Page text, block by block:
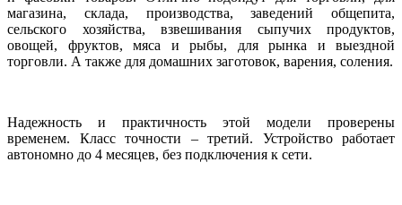
магазина, склада, производства, заведений общепита,
сельского хозяйства, взвешивания сыпучих продуктов,
овощей, фруктов, мяса и рыбы, для рынка и выездной
торговли. А также для домашних заготовок, варения, соления.
Надежность и практичность этой модели проверены
временем. Класс точности – третий. Устройство работает
автономно до 4 месяцев, без подключения к сети.